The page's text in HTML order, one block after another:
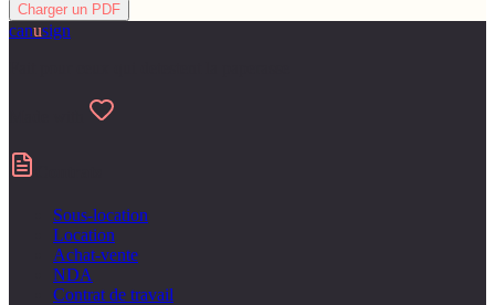
Charger un PDF
canusign
Sous-location
Location
Achat-vente
NDA
Contrat de travail